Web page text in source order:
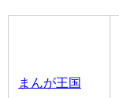
まんが王国